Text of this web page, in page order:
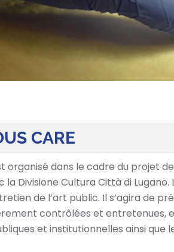
CARE
organisé dans le cadre du projet
la Divisione Cultura Città di
de l’art public. Il s’agira de
contrôlées et entretenues,
et institutionnelles ainsi